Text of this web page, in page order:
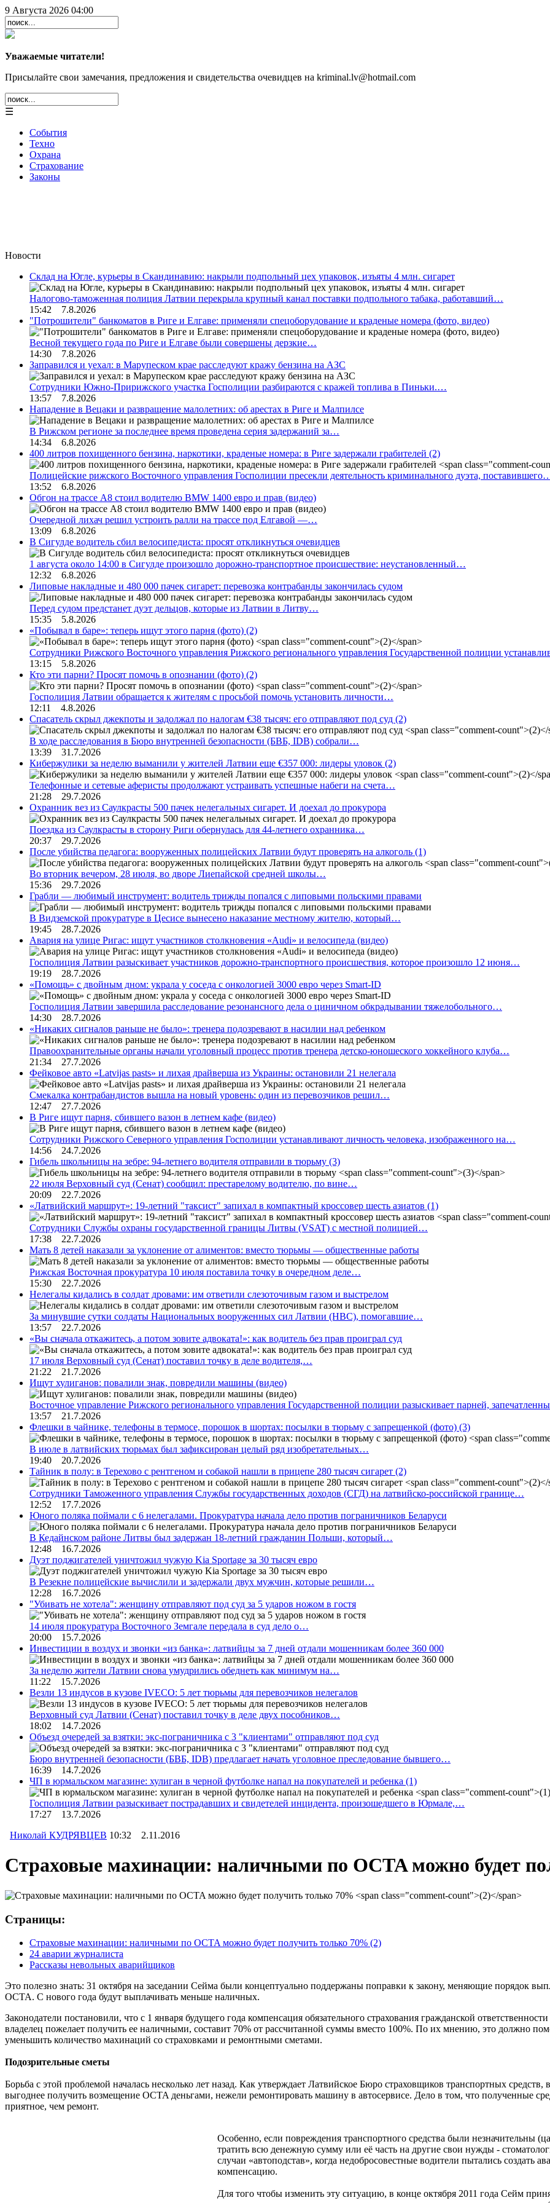
9 Августа 2026 04:00
Уважаемые читатели!
Присылайте свои замечания, предложения и свидетельства очевидцев на kriminal.lv@hotmail.com
☰
События
Техно
Охрана
Страхование
Законы
Новости
Склад на Югле, курьеры в Скандинавию: накрыли подпольный цех упаковок, изъяты 4 млн. сигарет
Налогово-таможенная полиция Латвии перекрыла крупный канал поставки подпольного табака, работавший…
15:42 7.8.2026
"Потрошители" банкоматов в Риге и Елгаве: применяли спецоборудование и краденые номера (фото, видео)
Весной текущего года по Риге и Елгаве были совершены дерзкие…
14:30 7.8.2026
Заправился и уехал: в Марупеском крае расследуют кражу бензина на АЗС
Сотрудники Южно-Пририжского участка Госполиции разбираются с кражей топлива в Пиньки.…
13:57 7.8.2026
Нападение в Вецаки и развращение малолетних: об арестах в Риге и Малпилсе
В Рижском регионе за последнее время проведена серия задержаний за…
14:34 6.8.2026
400 литров похищенного бензина, наркотики, краденые номера: в Риге задержали грабителей (2)
Полицейские рижского Восточного управления Госполиции пресекли деятельность криминального дуэта,
13:52 6.8.2026
Обгон на трассе А8 стоил водителю BMW 1400 евро и прав (видео)
Очередной лихач решил устроить ралли на трассе под Елгавой —…
13:09 6.8.2026
В Сигулде водитель сбил велосипедиста: просят откликнуться очевидцев
1 августа около 14:00 в Сигулде произошло дорожно-транспортное происшествие: неустановленный…
12:32 6.8.2026
Липовые накладные и 480 000 пачек сигарет: перевозка контрабанды закончилась судом
Перед судом предстанет дуэт дельцов, которые из Латвии в Литву…
15:35 5.8.2026
«Побывал в баре»: теперь ищут этого парня (фото) (2)
Сотрудники Рижского Восточного управления Рижского регионального управления Государственной полиции
13:15 5.8.2026
Кто эти парни? Просят помочь в опознании (фото) (2)
Госполиция Латвии обращается к жителям с просьбой помочь установить личности…
12:11 4.8.2026
Спасатель скрыл джекпоты и задолжал по налогам €38 тысяч: его отправляют под суд (2)
В ходе расследования в Бюро внутренней безопасности (БВБ, IDB) собрали…
13:39 31.7.2026
Кибержулики за неделю выманили у жителей Латвии еще €357 000: лидеры уловок (2)
Телефонные и сетевые аферисты продолжают устраивать успешные набеги на счета…
21:28 29.7.2026
Охранник вез из Саулкрасты 500 пачек нелегальных сигарет. И доехал до прокурора
Поездка из Саулкрасты в сторону Риги обернулась для 44-летнего охранника…
20:37 29.7.2026
После убийства педагога: вооруженных полицейских Латвии будут проверять на алкоголь (1)
Во вторник вечером, 28 июля, во дворе Лиепайской средней школы…
15:36 29.7.2026
Грабли — любимый инструмент: водитель трижды попался с липовыми польскими правами
В Видземской прокуратуре в Цесисе вынесено наказание местному жителю, который…
19:45 28.7.2026
Авария на улице Ригас: ищут участников столкновения «Audi» и велосипеда (видео)
Госполиция Латвии разыскивает участников дорожно-транспортного происшествия, которое произошло 12 июня…
19:19 28.7.2026
«Помощь» с двойным дном: украла у соседа с онкологией 3000 евро через Smart-ID
Госполиция Латвии завершила расследование резонансного дела о циничном обкрадывании тяжелобольного…
14:30 28.7.2026
«Никаких сигналов раньше не было»: тренера подозревают в насилии над ребенком
Правоохранительные органы начали уголовный процесс против тренера детско-юношеского хоккейного клуба…
21:34 27.7.2026
Фейковое авто «Latvijas pasts» и лихая драйверша из Украины: остановили 21 нелегала
Смекалка контрабандистов вышла на новый уровень: один из перевозчиков решил…
12:47 27.7.2026
В Риге ищут парня, сбившего вазон в летнем кафе (видео)
Сотрудники Рижского Северного управления Госполиции устанавливают личность человека, изображенного на…
14:56 24.7.2026
Гибель школьницы на зебре: 94-летнего водителя отправили в тюрьму (3)
22 июля Верховный суд (Сенат) сообщил: престарелому водителю, по вине…
20:09 22.7.2026
«Латвийский маршрут»: 19-летний "таксист" запихал в компактный кроссовер шесть азиатов (1)
Сотрудники Службы охраны государственной границы Литвы (VSAT) с местной полицией…
17:38 22.7.2026
Мать 8 детей наказали за уклонение от алиментов: вместо тюрьмы — общественные работы
Рижская Восточная прокуратура 10 июля поставила точку в очередном деле…
15:30 22.7.2026
Нелегалы кидались в солдат дровами: им ответили слезоточивым газом и выстрелом
За минувшие сутки солдаты Национальных вооруженных сил Латвии (НВС), помогавшие…
13:57 22.7.2026
«Вы сначала откажитесь, а потом зовите адвоката!»: как водитель без прав проиграл суд
17 июля Верховный суд (Сенат) поставил точку в деле водителя,…
21:22 21.7.2026
Ищут хулиганов: повалили знак, повредили машины (видео)
Восточное управление Рижского регионального управления Государственной полиции разыскивает парней,
13:57 21.7.2026
Флешки в чайнике, телефоны в термосе, порошок в шортах: посылки в тюрьму с запрещенкой (фото) (3)
В июле в латвийских тюрьмах был зафиксирован целый ряд изобретательных…
19:40 20.7.2026
Тайник в полу: в Терехово с рентгеном и собакой нашли в прицепе 280 тысяч сигарет (2)
Сотрудники Таможенного управления Службы государственных доходов (СГД) на латвийско-российской границе…
12:52 17.7.2026
Юного поляка поймали с 6 нелегалами. Прокуратура начала дело против пограничников Беларуси
В Кедайнском районе Литвы был задержан 18-летний гражданин Польши, который…
12:48 16.7.2026
Дуэт поджигателей уничтожил чужую Kia Sportage за 30 тысяч евро
В Резекне полицейские вычислили и задержали двух мужчин, которые решили…
12:28 16.7.2026
"Убивать не хотела": женщину отправляют под суд за 5 ударов ножом в гостя
14 июля прокуратура Восточного Земгале передала в суд дело о…
20:00 15.7.2026
Инвестиции в воздух и звонки «из банка»: латвийцы за 7 дней отдали мошенникам более 360 000
За неделю жители Латвии снова умудрились обеднеть как минимум на…
11:22 15.7.2026
Везли 13 индусов в кузове IVECO: 5 лет тюрьмы для перевозчиков нелегалов
Верховный суд Латвии (Сенат) поставил точку в деле двух пособников…
18:02 14.7.2026
Объезд очередей за взятки: экс-пограничника с 3 "клиентами" отправляют под суд
Бюро внутренней безопасности (БВБ, IDB) предлагает начать уголовное преследование бывшего…
16:39 14.7.2026
ЧП в юрмальском магазине: хулиган в черной футболке напал на покупателей и ребенка (1)
Госполиция Латвии разыскивает пострадавших и свидетелей инцидента, произошедшего в Юрмале,…
17:27 13.7.2026
Николай КУДРЯВЦЕВ 10:32 2.11.2016
Страховые махинации: наличными по OCTA можно будет
Страницы:
Страховые махинации: наличными по OCTA можно будет получить только 70% (2)
24 аварии журналиста
Рассказы невольных аварийщиков
Это полезно знать: 31 октября на заседании Сейма были концептуально поддержаны поправки к закону, меняющие порядок
OCTA. С нового года будут выплачивать меньше наличных.
Законодатели постановили, что с 1 января будущего года компенсация обязательного страхования гражданской
владелец пожелает получить ее наличными, составит 70% от рассчитанной суммы вместо 100%. По их мнению, это должно
уменьшить количество махинаций со страховками и ремонтными сметами.
Подозрительные сметы
Борьба с этой проблемой началась несколько лет назад. Как утверждает Латвийское Бюро страховщиков транспортных
выгоднее получить возмещение OCTA деньгами, нежели ремонтировать машину в автосервисе. Дело в том, что полученные
приятное, чем ремонт.
Особенно, если повреждения транспортного средства были незначительны
тратить всю денежную сумму или её часть на другие свои нужды -
случаи «автоподстав», когда недобросовестные водители пытались
компенсацию.
Для того чтобы изменить эту ситуацию, в конце октября 2011 года Сейм